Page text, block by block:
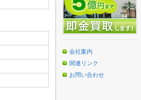
会社案内
関連リンク
お問い合わせ